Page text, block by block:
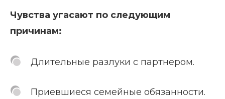
Чувства угасают по следующим
причинам:
Длительные разлуки с партнером.
Приевшиеся семейные обязанности.